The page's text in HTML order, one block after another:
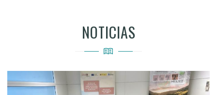
NOTICIAS